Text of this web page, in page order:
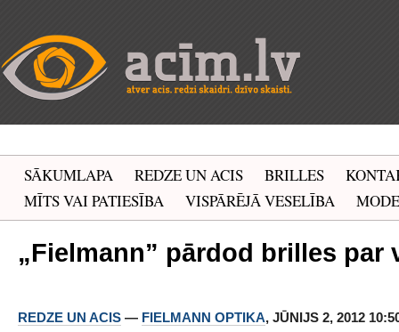
SĀKUMLAPA REDZE UN ACIS BRILLES
MĪTS VAI PATIESĪBA
VISPĀRĒJĀ VESELĪBA MODE
„Fielmann” pārdod brilles par
REDZE UN ACIS — FIELMANN OPTIKA, JŪNIJS 2, 2012